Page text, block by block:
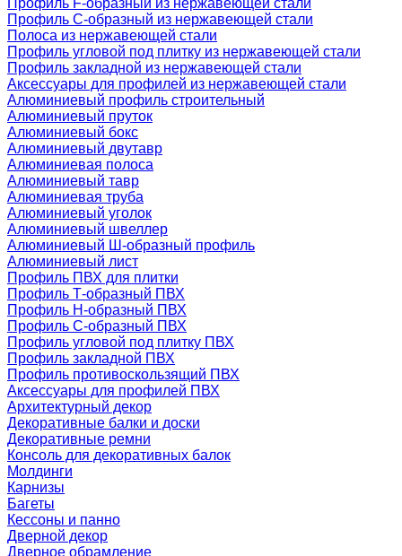
Профиль F-образный из нержавеющей стали
Профиль C-образный из нержавеющей стали
Полоса из нержавеющей стали
Профиль угловой под плитку из нержавеющей стали
Профиль закладной из нержавеющей стали
Аксессуары для профилей из нержавеющей стали
Алюминиевый профиль строительный
Алюминиевый пруток
Алюминиевый бокс
Алюминиевый двутавр
Алюминиевая полоса
Алюминиевый тавр
Алюминиевая труба
Алюминиевый уголок
Алюминиевый швеллер
Алюминиевый Ш-образный профиль
Алюминиевый лист
Профиль ПВХ для плитки
Профиль Т-образный ПВХ
Профиль H-образный ПВХ
Профиль C-образный ПВХ
Профиль угловой под плитку ПВХ
Профиль закладной ПВХ
Профиль противоскользящий ПВХ
Аксессуары для профилей ПВХ
Архитектурный декор
Декоративные балки и доски
Декоративные ремни
Консоль для декоративных балок
Молдинги
Карнизы
Багеты
Кессоны и панно
Дверной декор
Дверное обрамление